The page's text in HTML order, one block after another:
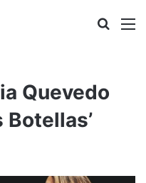
Buscar
Quevedo
Botellas’